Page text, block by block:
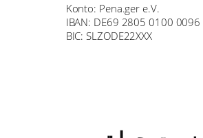
Konto: Pena.ger e.V.
IBAN: DE69 2805 0100
BIC: SLZODE22XXX